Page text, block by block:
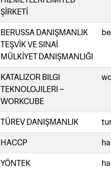
ŞİRKETİ
BERUSSA DANIŞMANLIK
TEŞVİK VE SINAİ
MÜLKİYET DANIŞMANLIĞI
KATALIZOR BILGI
TEKNOLOJILERI –
WORKCUBE
TÜREV DANIŞMANLIK
HACCP
YÖNTEK